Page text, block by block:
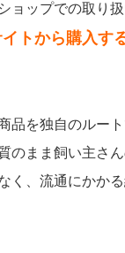
ョップでの取り
トから購入す
品を独自のルー
のまま飼い主さ
く、流通にかか